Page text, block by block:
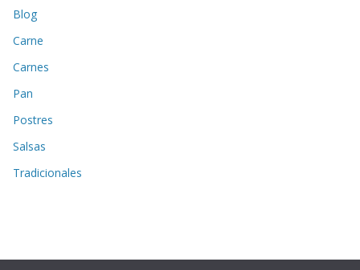
Blog
Carne
Carnes
Pan
Postres
Salsas
Tradicionales